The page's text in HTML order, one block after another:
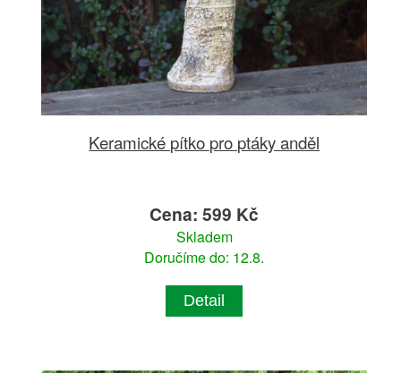
Keramické pítko pro ptáky anděl
Cena: 599 Kč
Skladem
Doručíme do: 12.8.
Detail